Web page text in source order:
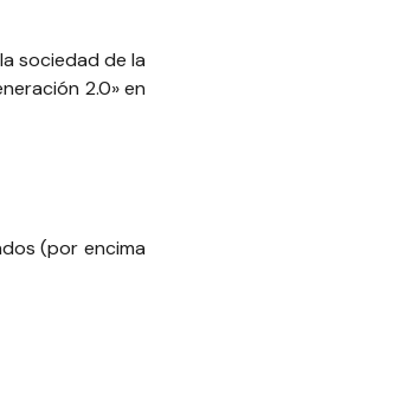
sociedad de la
2.0» en
(por encima